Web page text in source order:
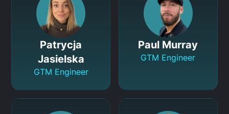
Patrycja
Jasielska
GTM Engineer
Paul Murray
GTM Engineer